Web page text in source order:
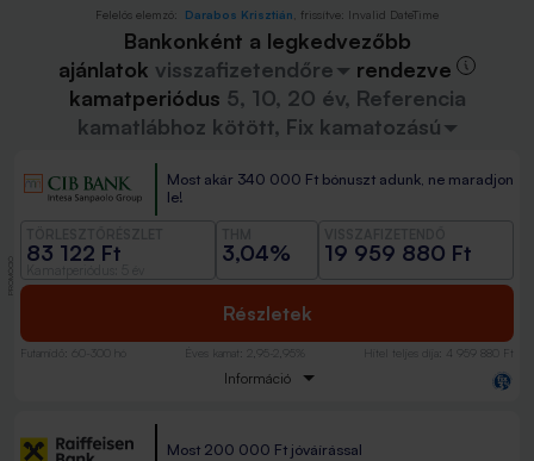
Bankonként a legkedvezőbb
ajánlatok visszafizetendőre
rendezve
kamatperiódus 5, 10, 20 év, Referencia
kamatlábhoz kötött, Fix kamatozású
Felelős elemző: Darabos Krisztián , frissítve: Invalid DateTime
PROMÓCIÓ
Most akár 340 000 Ft bónuszt adunk, ne maradjon
le!
83 122 Ft 3,04% 19 959 880 Ft
Részletek
Futamidő : 60-300 hó Éves kamat: 2,95-2,95% Hitel teljes díja : 4 959 880 Ft
Információ
Most 200 000 Ft jóváírással